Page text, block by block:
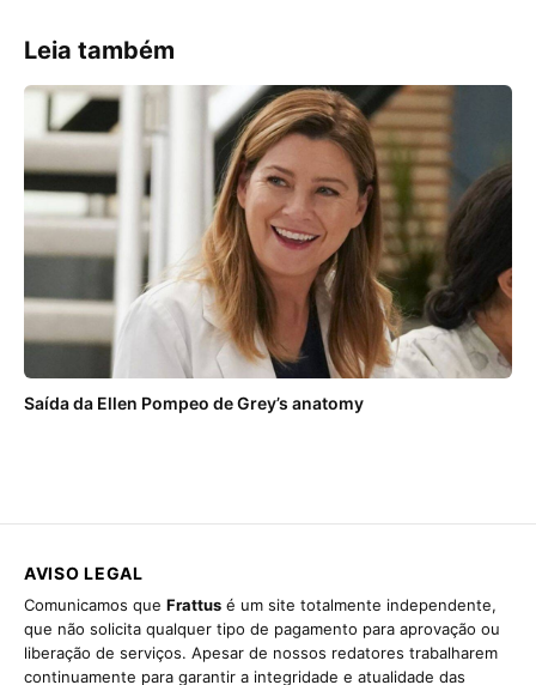
Leia também
Saída da Ellen Pompeo de Grey’s anatomy
AVISO LEGAL
Comunicamos que Frattus é um site totalmente independente,
que não solicita qualquer tipo de pagamento para aprovação ou
liberação de serviços. Apesar de nossos redatores trabalharem
continuamente para garantir a integridade e atualidade das